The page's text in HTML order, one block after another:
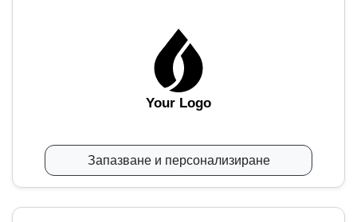
Your Logo
Запазване и персонализиране